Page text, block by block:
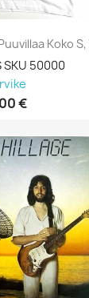
Koko S,
50000
€